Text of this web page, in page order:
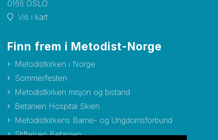
0166 OSLO
Vis i kart
Finn frem i Metodist-Norge
Metodistkirken i Norge
Sommerfesten
Metodistkirken misjon og bistand
Betanien Hospital Skien
Metodistkirkens Barne- og Ungdomsforbund
Stiftelsen Betanien